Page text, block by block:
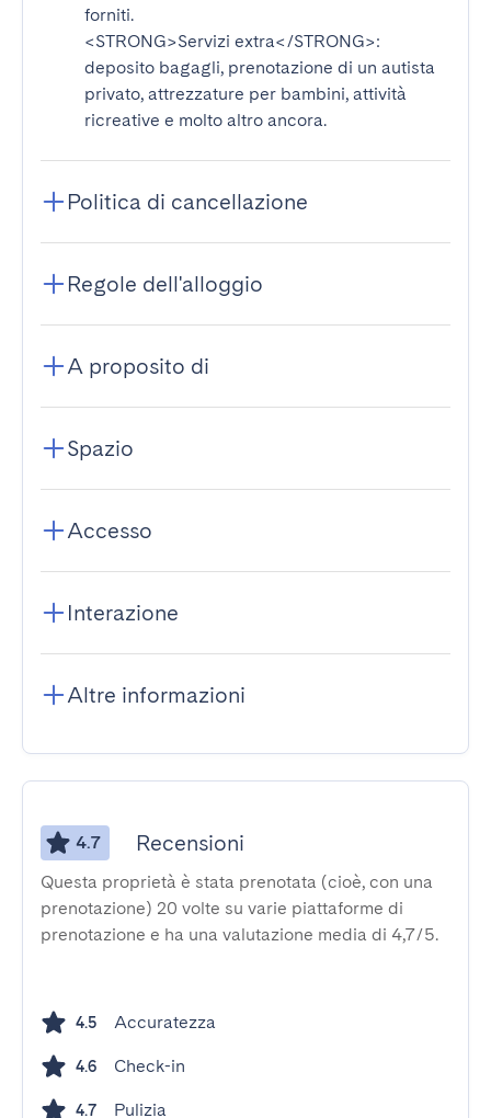
forniti.
<STRONG>Servizi extra</STRONG>:
deposito bagagli, prenotazione di un autista
privato, attrezzature per bambini, attività
ricreative e molto altro ancora.
Politica di cancellazione
Regole dell'alloggio
A proposito di
Spazio
Accesso
Interazione
Altre informazioni
4.7 Recensioni
Questa proprietà è stata prenotata (cioè, con una
prenotazione) 20 volte su varie piattaforme di
prenotazione e ha una valutazione media di 4,7/5.
4.5 Accuratezza
4.6 Check-in
4.7 Pulizia